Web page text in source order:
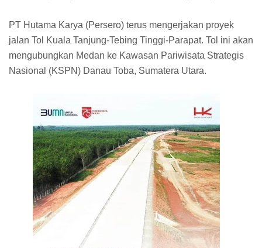
PT Hutama Karya (Persero) terus mengerjakan proyek
jalan Tol Kuala Tanjung-Tebing Tinggi-Parapat. Tol ini akan
mengubungkan Medan ke Kawasan Pariwisata Strategis
Nasional (KSPN) Danau Toba, Sumatera Utara.